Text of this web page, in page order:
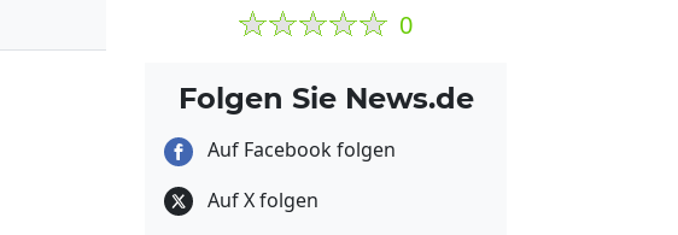
0
Folgen Sie News.de
Auf Facebook folgen
Auf X folgen